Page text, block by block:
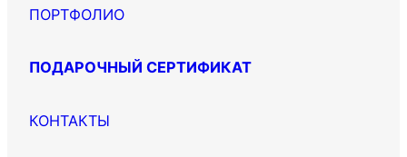
ПОРТФОЛИО
ПОДАРОЧНЫЙ СЕРТИФИКАТ
КОНТАКТЫ